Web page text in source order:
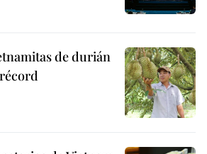
de durián